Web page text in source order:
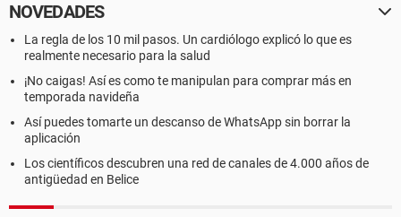
NOVEDADES
La regla de los 10 mil pasos. Un cardiólogo explicó lo que es
realmente necesario para la salud
¡No caigas! Así es como te manipulan para comprar más en
temporada navideña
Así puedes tomarte un descanso de WhatsApp sin borrar la
aplicación
Los científicos descubren una red de canales de 4.000 años de
antigüedad en Belice